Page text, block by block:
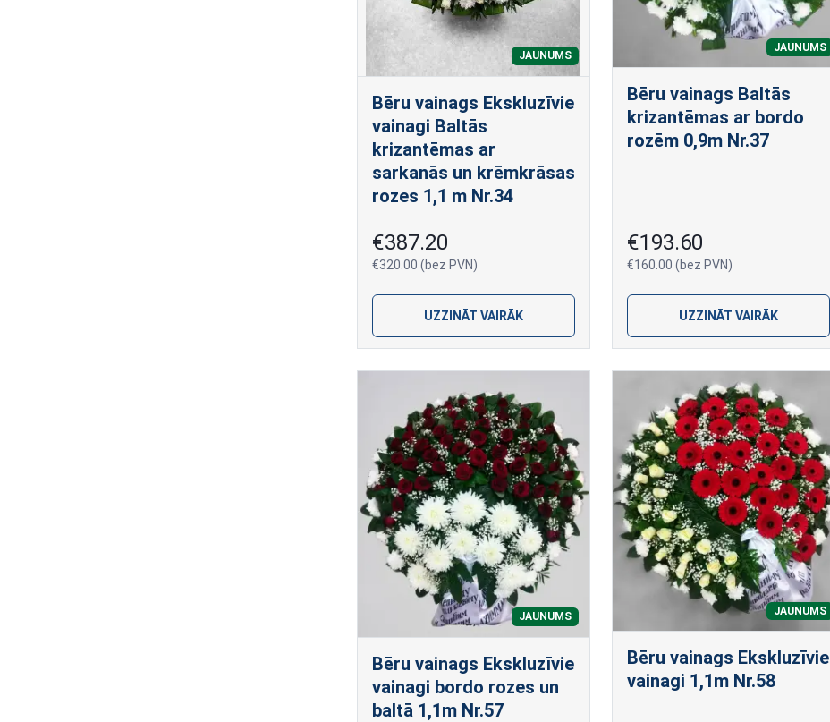
JAUNUMS
Bēru vainags Ekskluzīvie
vainagi Baltās
krizantēmas ar
sarkanās un krēmkrāsas
rozes 1,1 m Nr.34
€387.20
€320.00 (bez PVN)
UZZINĀT VAIRĀK
JAUNUMS
Bēru vainags Baltās
krizantēmas ar bordo
rozēm 0,9m Nr.37
€193.60
€160.00 (bez PVN)
UZZINĀT VAIRĀK
JAUNUMS
Bēru vainags Ekskluzīvie
vainagi bordo rozes un
baltā 1,1m Nr.57
JAUNUMS
Bēru vainags Ekskluzīvie
vainagi 1,1m Nr.58